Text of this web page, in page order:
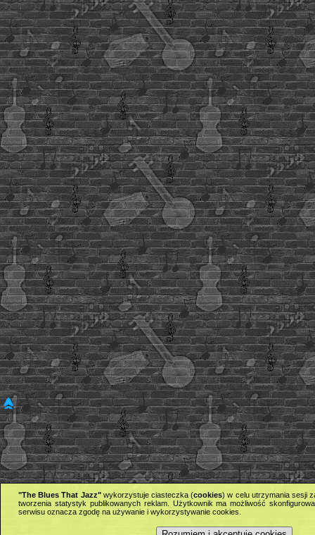
"The Blues That Jazz"wykorzystuje ciasteczka (cookies) w celu utrzymania sesji
tworzenia statystyk publikowanych reklam. Użytkownik ma możliwość
serwisu oznacza zgodę na używanie i wykorzystywanie cookies.